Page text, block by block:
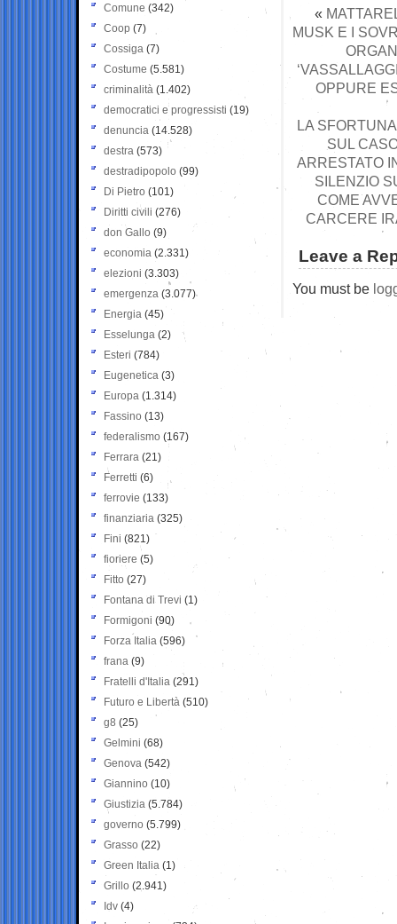
«
MUSK E I
OPPURE
LA
SUL
ARRESTATO
SILENZIO
COME
CARCERE
Leave a
You must be
Comune (342)
Coop (7)
Cossiga (7)
Costume (5.581)
criminalità (1.402)
democratici e progressisti (19)
denuncia (14.528)
destra (573)
destradipopolo (99)
Di Pietro (101)
Diritti civili (276)
don Gallo (9)
economia (2.331)
elezioni (3.303)
emergenza (3.077)
Energia (45)
Esselunga (2)
Esteri (784)
Eugenetica (3)
Europa (1.314)
Fassino (13)
federalismo (167)
Ferrara (21)
Ferretti (6)
ferrovie (133)
finanziaria (325)
Fini (821)
fioriere (5)
Fitto (27)
Fontana di Trevi (1)
Formigoni (90)
Forza Italia (596)
frana (9)
Fratelli d'Italia (291)
Futuro e Libertà (510)
g8 (25)
Gelmini (68)
Genova (542)
Giannino (10)
Giustizia (5.784)
governo (5.799)
Grasso (22)
Green Italia (1)
Grillo (2.941)
Idv (4)